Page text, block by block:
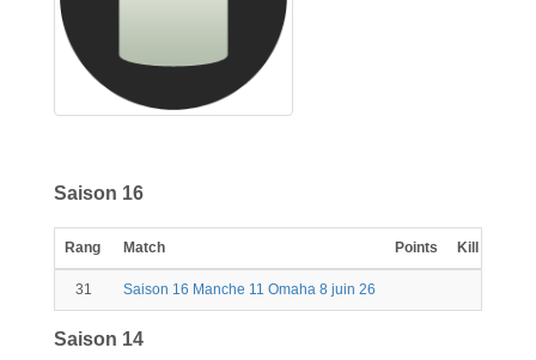
Saison 16
Rang Match Points Kill
31 Saison 16 Manche 11 Omaha 8 juin 26
Saison 14